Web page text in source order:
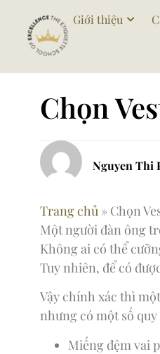
Giới thiệu
Chọn
Nguyen Thi
Trang chủ » Chọn
Một người đàn ông
Không ai có thể
Tuy nhiên, để có
Vậy chính xác thì
nhưng có một số
Miếng đệm vai